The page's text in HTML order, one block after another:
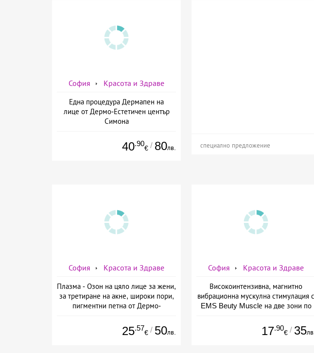
София Красота и Здраве
Една процедура Дермапен на
лице от Дермо-Естетичен център
Симона
40.90
€ / 80лв. специално предложение
София Красота и Здраве
Плазма - Озон на цяло лице за жени,
за третиране на акне, широки пори,
пигментни петна от Дермо-
25.57
€ / 50лв.
София Красота и Здраве
Високоинтензивна, магнитно
вибрационна мускулна стимулация с
EMS Beuty Musclе на две зони по
Естетичен център Симона
17.90
€ / 35лв.